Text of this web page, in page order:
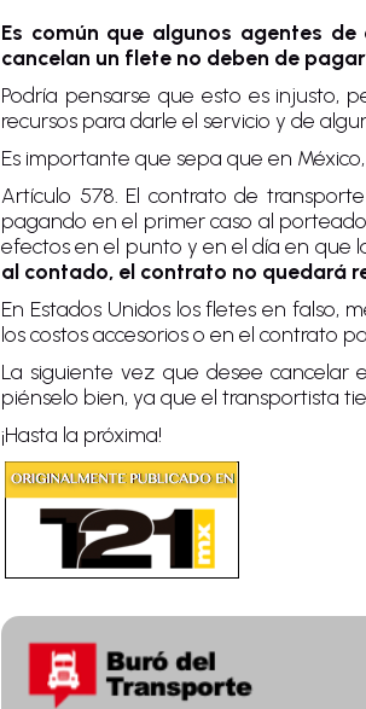
Es común que algunos agentes
cancelan un flete no deben de
Podría pensarse que esto es injusto,
recursos para darle el servicio y de
Es importante que sepa que en
Artículo 578. El contrato de
pagando en el primer caso al
efectos en el punto y en el día en que
al contado, el contrato no quedará
En Estados Unidos los fletes en falso,
los costos accesorios o en el contrato
La siguiente vez que desee cancelar
piénselo bien, ya que el transportista
¡Hasta la próxima!